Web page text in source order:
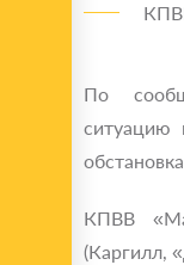
По
ситуацию
КПВВ
(Каргилл,